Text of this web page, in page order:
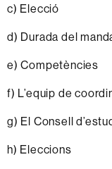
c) Elecció
d) Durada del
e) Competències
f) L’equip de
g) El Consell
h) Eleccions